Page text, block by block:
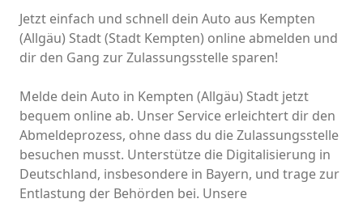
Jetzt einfach und schnell dein Auto aus Kempten
(Allgäu) Stadt (Stadt Kempten) online abmelden und
dir den Gang zur Zulassungsstelle sparen!
Melde dein Auto in Kempten (Allgäu) Stadt jetzt
bequem online ab. Unser Service erleichtert dir den
Abmeldeprozess, ohne dass du die Zulassungsstelle
besuchen musst. Unterstütze die Digitalisierung in
Deutschland, insbesondere in Bayern, und trage zur
Entlastung der Behörden bei. Unsere